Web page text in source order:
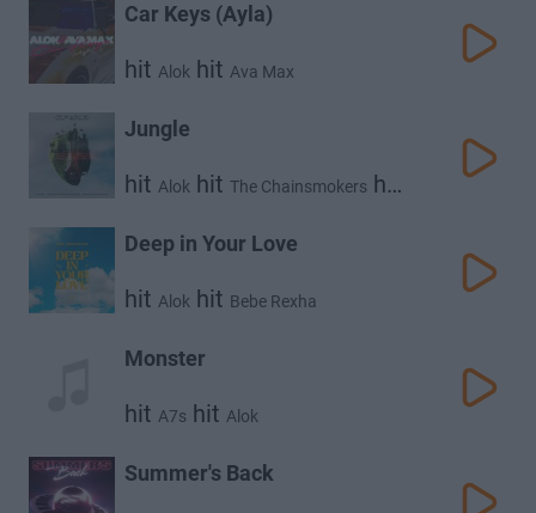
Car Keys (Ayla)
hit Alok hit Ava Max
Jungle
hit Alok hit The Chainsmokers hit
Deep in Your Love
hit Alok hit Bebe Rexha
Monster
hit A7s hit Alok
Summer's Back